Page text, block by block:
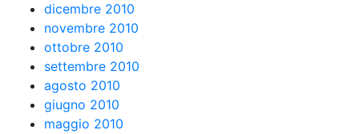
dicembre 2010
novembre 2010
ottobre 2010
settembre 2010
agosto 2010
giugno 2010
maggio 2010